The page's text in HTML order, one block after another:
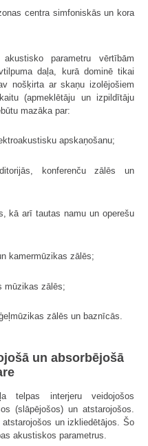
centra simfoniskās un kora
parametru vērtībām
daļa, kurā dominē tikai
nošķirta ar skaņu izolējošiem
(apmeklētāju un izpildītāju
mazāka par:
apskaņošanu;
konferenču zālēs un
kā arī tautas namu un operešu
kamermūzikas zālēs;
mūzikas zālēs;
zālēs un baznīcās.
un absorbējošā
telpas interjeru veidojošos
(slāpējošos) un atstarojošos.
un izkliedētājos. Šo
akustiskos parametrus.